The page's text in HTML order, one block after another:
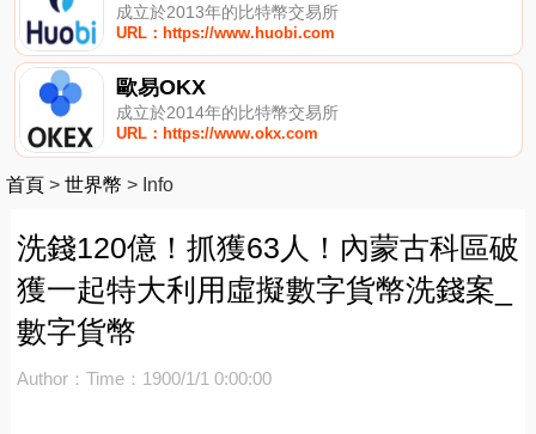
成立於2013年的比特幣交易所
URL：https://www.huobi.com
歐易OKX
成立於2014年的比特幣交易所
URL：https://www.okx.com
首頁 > 世界幣 > Info
洗錢120億！抓獲63人！內蒙古科區破
獲一起特大利用虛擬數字貨幣洗錢案_
數字貨幣
Author： Time：1900/1/1 0:00:00